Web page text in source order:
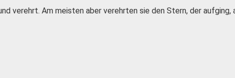
verehrt. Am meisten aber verehrten sie den Stern, der aufging,